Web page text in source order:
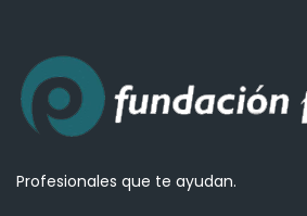
Profesionales que te ayudan.